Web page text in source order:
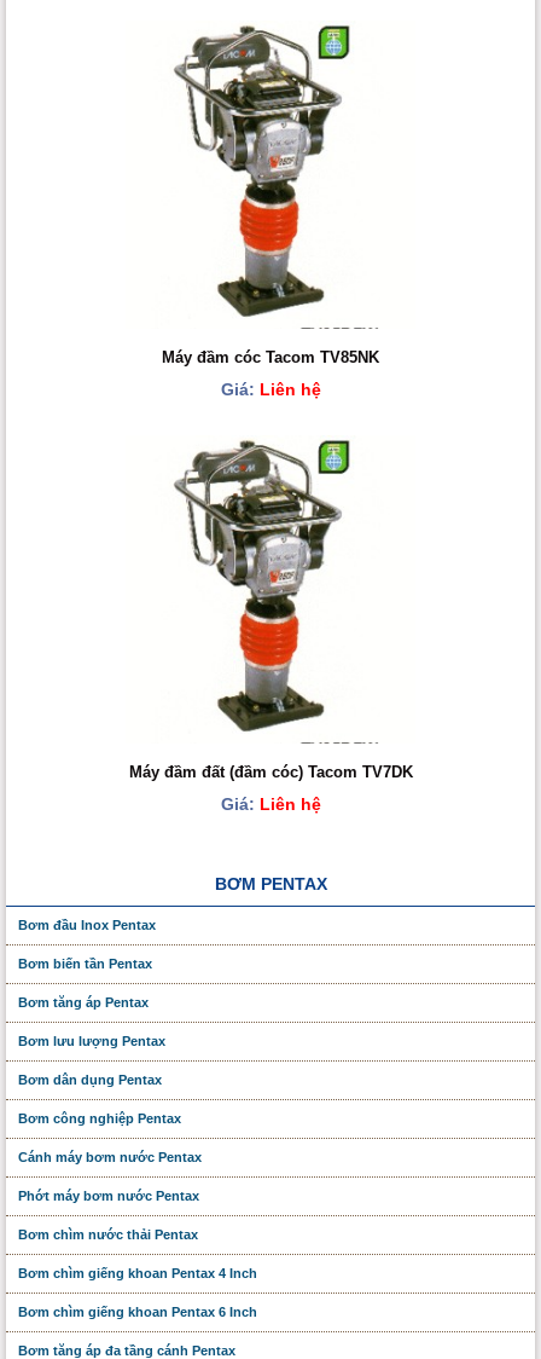
Máy đầm cóc Tacom TV85NK
Giá: Liên hệ
Máy đầm đất (đầm cóc) Tacom TV7DK
Giá: Liên hệ
BƠM PENTAX
Bơm đầu Inox Pentax
Bơm biến tần Pentax
Bơm tăng áp Pentax
Bơm lưu lượng Pentax
Bơm dân dụng Pentax
Bơm công nghiệp Pentax
Cánh máy bơm nước Pentax
Phớt máy bơm nước Pentax
Bơm chìm nước thải Pentax
Bơm chìm giếng khoan Pentax 4 Inch
Bơm chìm giếng khoan Pentax 6 Inch
Bơm tăng áp đa tầng cánh Pentax